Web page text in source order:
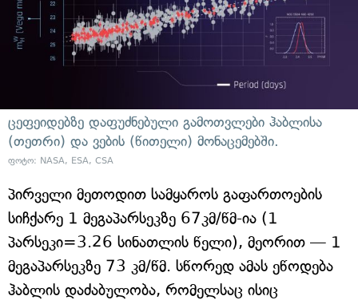
ცეფეიდებზე დაფუძნებული გამოთვლები ჰაბლისა
(თეთრი) და ვების (წითელი) მონაცემებში.
ფოტო: NASA, ESA, CSA
პირველი მეთოდით სამყაროს გაფართოების
სიჩქარე 1 მეგაპარსეკზე 67კმ/წმ-ია (1
პარსეკი=3.26 სინათლის წელი), მეორით — 1
მეგაპარსეკზე 73 კმ/წმ. სწორედ ამას ეწოდება
ჰაბლის დაძაბულობა, რომელსაც ისიც